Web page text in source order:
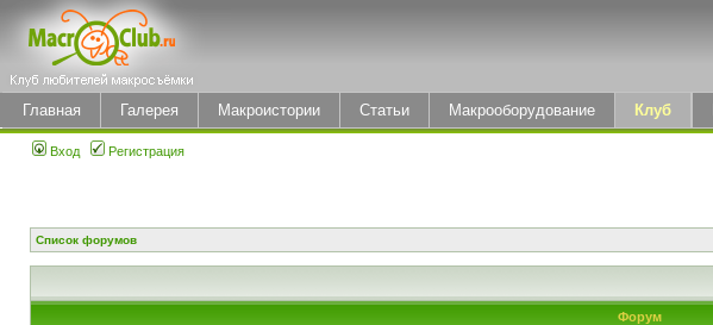
Главная Галерея Макроистории Статьи Макрооборудование Клуб
Вход Регистрация
Список форумов
Форум